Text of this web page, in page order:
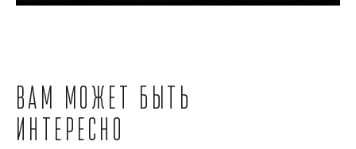
Вам может быть
интересно